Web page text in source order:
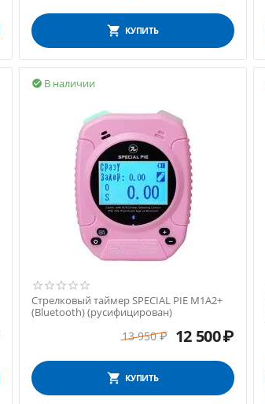
КУПИТЬ
В наличии

Стрелковый таймер SPECIAL PIE M1A2+
(Bluetooth) (русифицирован)
13 950 ₽ 12 500₽
КУПИТЬ